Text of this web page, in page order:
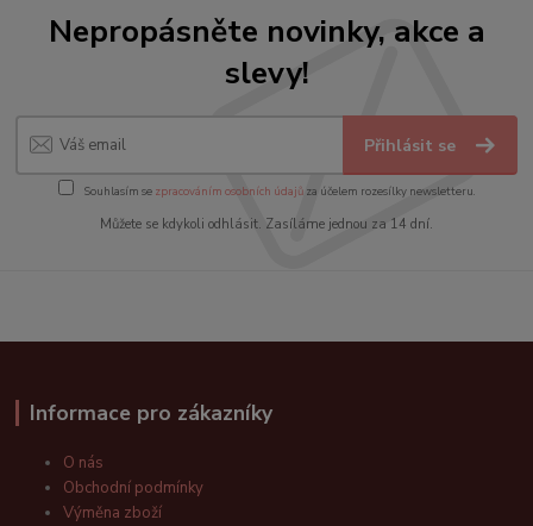
Nepropásněte novinky, akce a
slevy!
Přihlásit se
Souhlasím se zpracováním osobních údajůza účelem rozesílky newsletteru.
Můžete se kdykoli odhlásit. Zasíláme jednou za 14 dní.
Informace pro zákazníky
O nás
Obchodní podmínky
Výměna zboží